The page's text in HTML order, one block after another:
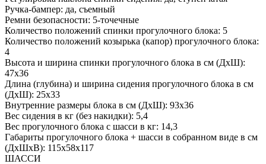
Ручка-бампер: да, съемный
Ремни безопасности: 5-точечные
Количество положений спинки прогулочного блока: 5
Количество положений козырька (капор) прогулочного блока:
4
Высота и ширина спинки прогулочного блока в см (ДхШ):
47х36
Длина (глубина) и ширина сидения прогулочного блока в см
(ДхШ): 25х33
Внутренние размеры блока в см (ДхШ): 93х36
Вес сидения в кг (без накидки): 5,4
Вес прогулочного блока с шасси в кг: 14,3
Габариты прогулочного блока + шасси в собранном виде в см
(ДхШхВ): 115х58х117
ШАССИ